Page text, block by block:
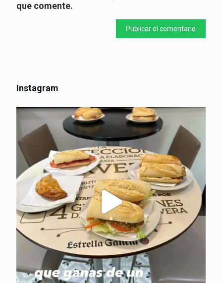
que comente.
Instagram